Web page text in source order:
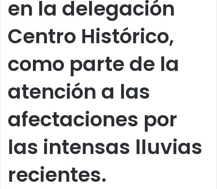
en la delegación
Centro Histórico,
como parte de la
atención a las
afectaciones por
las intensas lluvias
recientes.